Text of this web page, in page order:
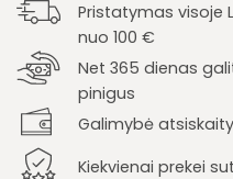
Pristatymas visoje
nuo 100 €
Net 365 dienas
pinigus
Galimybė
Kiekvienai prekei